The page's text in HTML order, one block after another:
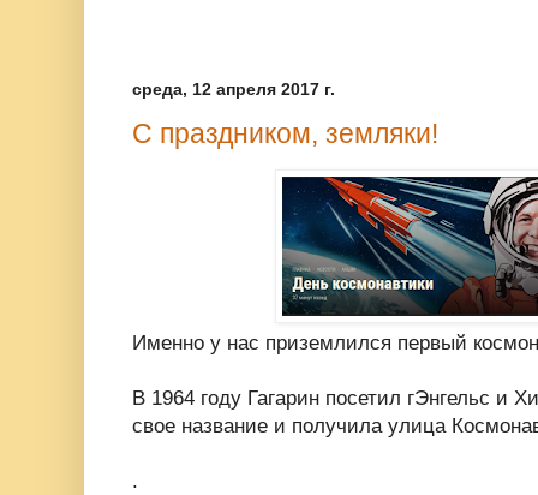
среда, 12 апреля 2017 г.
С праздником, земляки!
Именно у нас приземлился первый
В 1964 году Гагарин посетил гЭнгельс и
свое название и получила улица
.